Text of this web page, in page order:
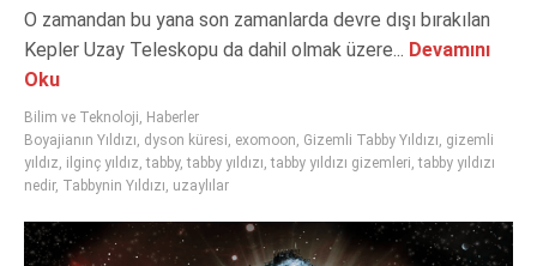
O zamandan bu yana son zamanlarda devre dışı bırakılan
Kepler Uzay Teleskopu da dahil olmak üzere... Devamını
Oku
Bilim ve Teknoloji, Haberler
Boyajianın Yıldızı, dyson küresi, exomoon, Gizemli Tabby Yıldızı, gizemli
yıldız, ilginç yıldız,tabby,tabby yıldızı,tabby yıldızı gizemleri,tabby yıldızı
nedir, Tabbynin Yıldızı, uzaylılar